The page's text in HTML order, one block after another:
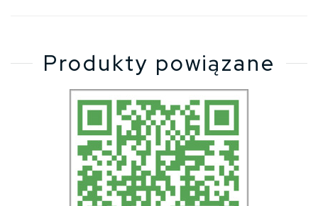
Produkty powiązane